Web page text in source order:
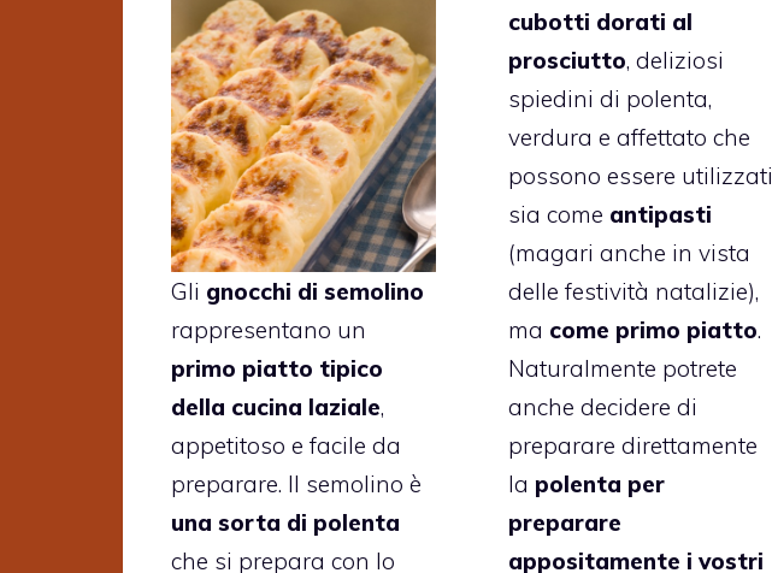
Gli gnocchi di semolino
rappresentano un
primo piatto tipico
della cucina laziale,
appetitoso e facile da
preparare. Il semolino è
una sorta di polenta
che si prepara con lo
cubotti dorati al
prosciutto, deliziosi
spiedini di polenta,
verdura e affettato che
possono essere utilizzati
sia come antipasti
(magari anche in vista
delle festività natalizie),
ma come primo piatto.
Naturalmente potrete
anche decidere di
preparare direttamente
la polenta per
preparare
appositamente i vostri